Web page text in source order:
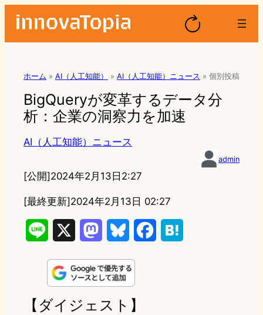
ホーム » AI（人工知能） » AI（人工知能）ニュース » 個別投稿
BigQueryが変革するデータ分
析：企業の洞察力を加速
AI（人工知能）ニュース
admin
[公開]2024年2月13日2:27
[最終更新]2024年2月13日 02:27
n
e
s
u
e
【ダイジェスト】